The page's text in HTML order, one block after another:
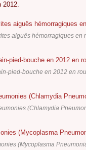
2012.
aiguës hémorragiques en
pied-bouche en 2012 en
(Chlamydia
(Mycoplasma